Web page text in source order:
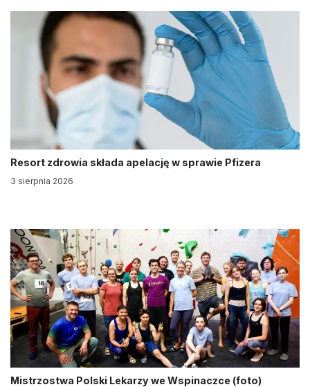
Resort zdrowia składa apelację w sprawie Pfizera
3 sierpnia 2026
Mistrzostwa Polski Lekarzy we Wspinaczce (foto)